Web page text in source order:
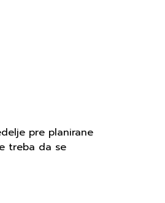
pre planirane
treba da se